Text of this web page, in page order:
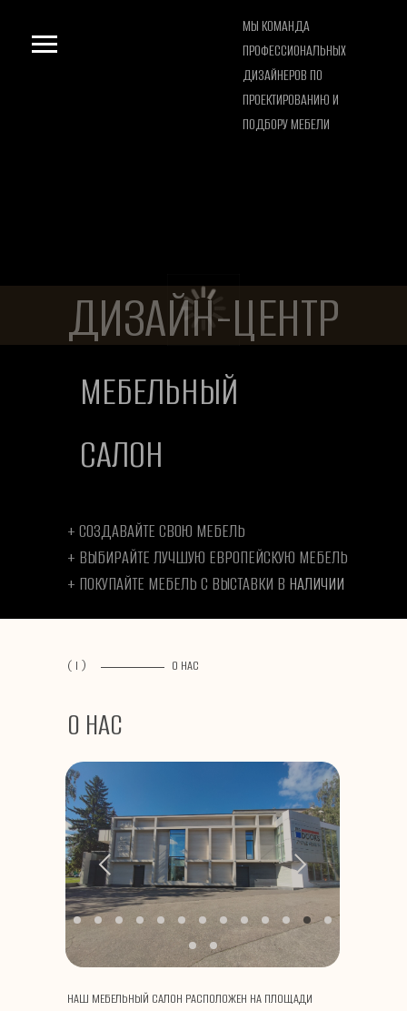
ДИЗАЙН-ЦЕНТР
МЫ КОМАНДА
ПРОФЕССИОНАЛЬНЫХ
ДИЗАЙНЕРОВ ПО
ПРОЕКТИРОВАНИЮ И
ПОДБОРУ МЕБЕЛИ
+ СОЗДАВАЙТЕ СВОЮ МЕБЕЛЬ
+ ВЫБИРАЙТЕ ЛУЧШУЮ ЕВРОПЕЙСКУЮ МЕБЕЛЬ
+ ПОКУПАЙТЕ МЕБЕЛЬ С ВЫСТАВКИ В НАЛИЧИИ
МЕБЕЛЬНЫЙ
САЛОН
( I ) О НАС
О НАС
НАШ МЕБЕЛЬНЫЙ САЛОН РАСПОЛОЖЕН НА ПЛОЩАДИ